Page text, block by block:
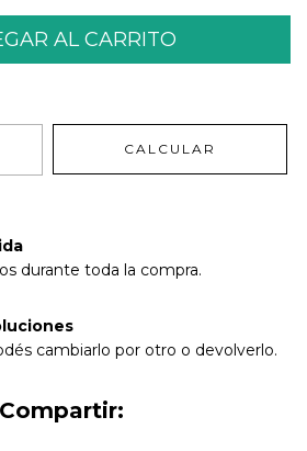
CALCULAR
durante toda la compra.
cambiarlo por otro o devolverlo.
Compartir: